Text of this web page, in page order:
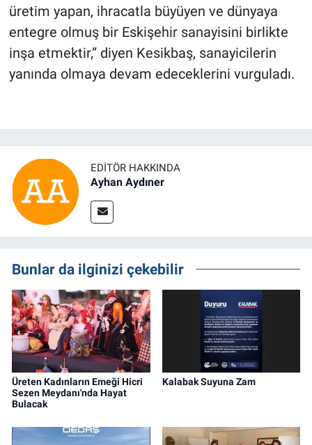
üretim yapan, ihracatla büyüyen ve dünyaya
entegre olmuş bir Eskişehir sanayisini birlikte
inşa etmektir,” diyen Kesikbaş, sanayicilerin
yanında olmaya devam edeceklerini vurguladı.
EDITÖR HAKKINDA
Ayhan Aydıner
Bunlar da ilginizi çekebilir
Üreten Kadınların Emeği Hicri
Sezen Meydanı'nda Hayat
Bulacak
Kalabak Suyuna Zam